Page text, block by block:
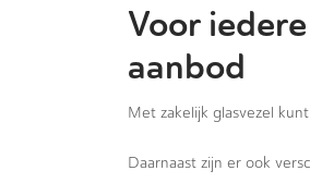
Voor
aanbod
Met zakelijk glasvezel
Daarnaast zijn er ook